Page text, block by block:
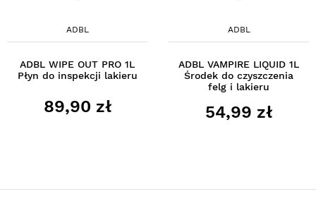
ADBL
ADBL WIPE OUT PRO 1L
Płyn do inspekcji lakieru
89,90 zł
ADBL
ADBL VAMPIRE LIQUID 1L
Środek do czyszczenia
felg i lakieru
54,99 zł